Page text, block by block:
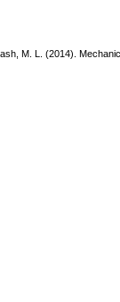
M. L. (2014).